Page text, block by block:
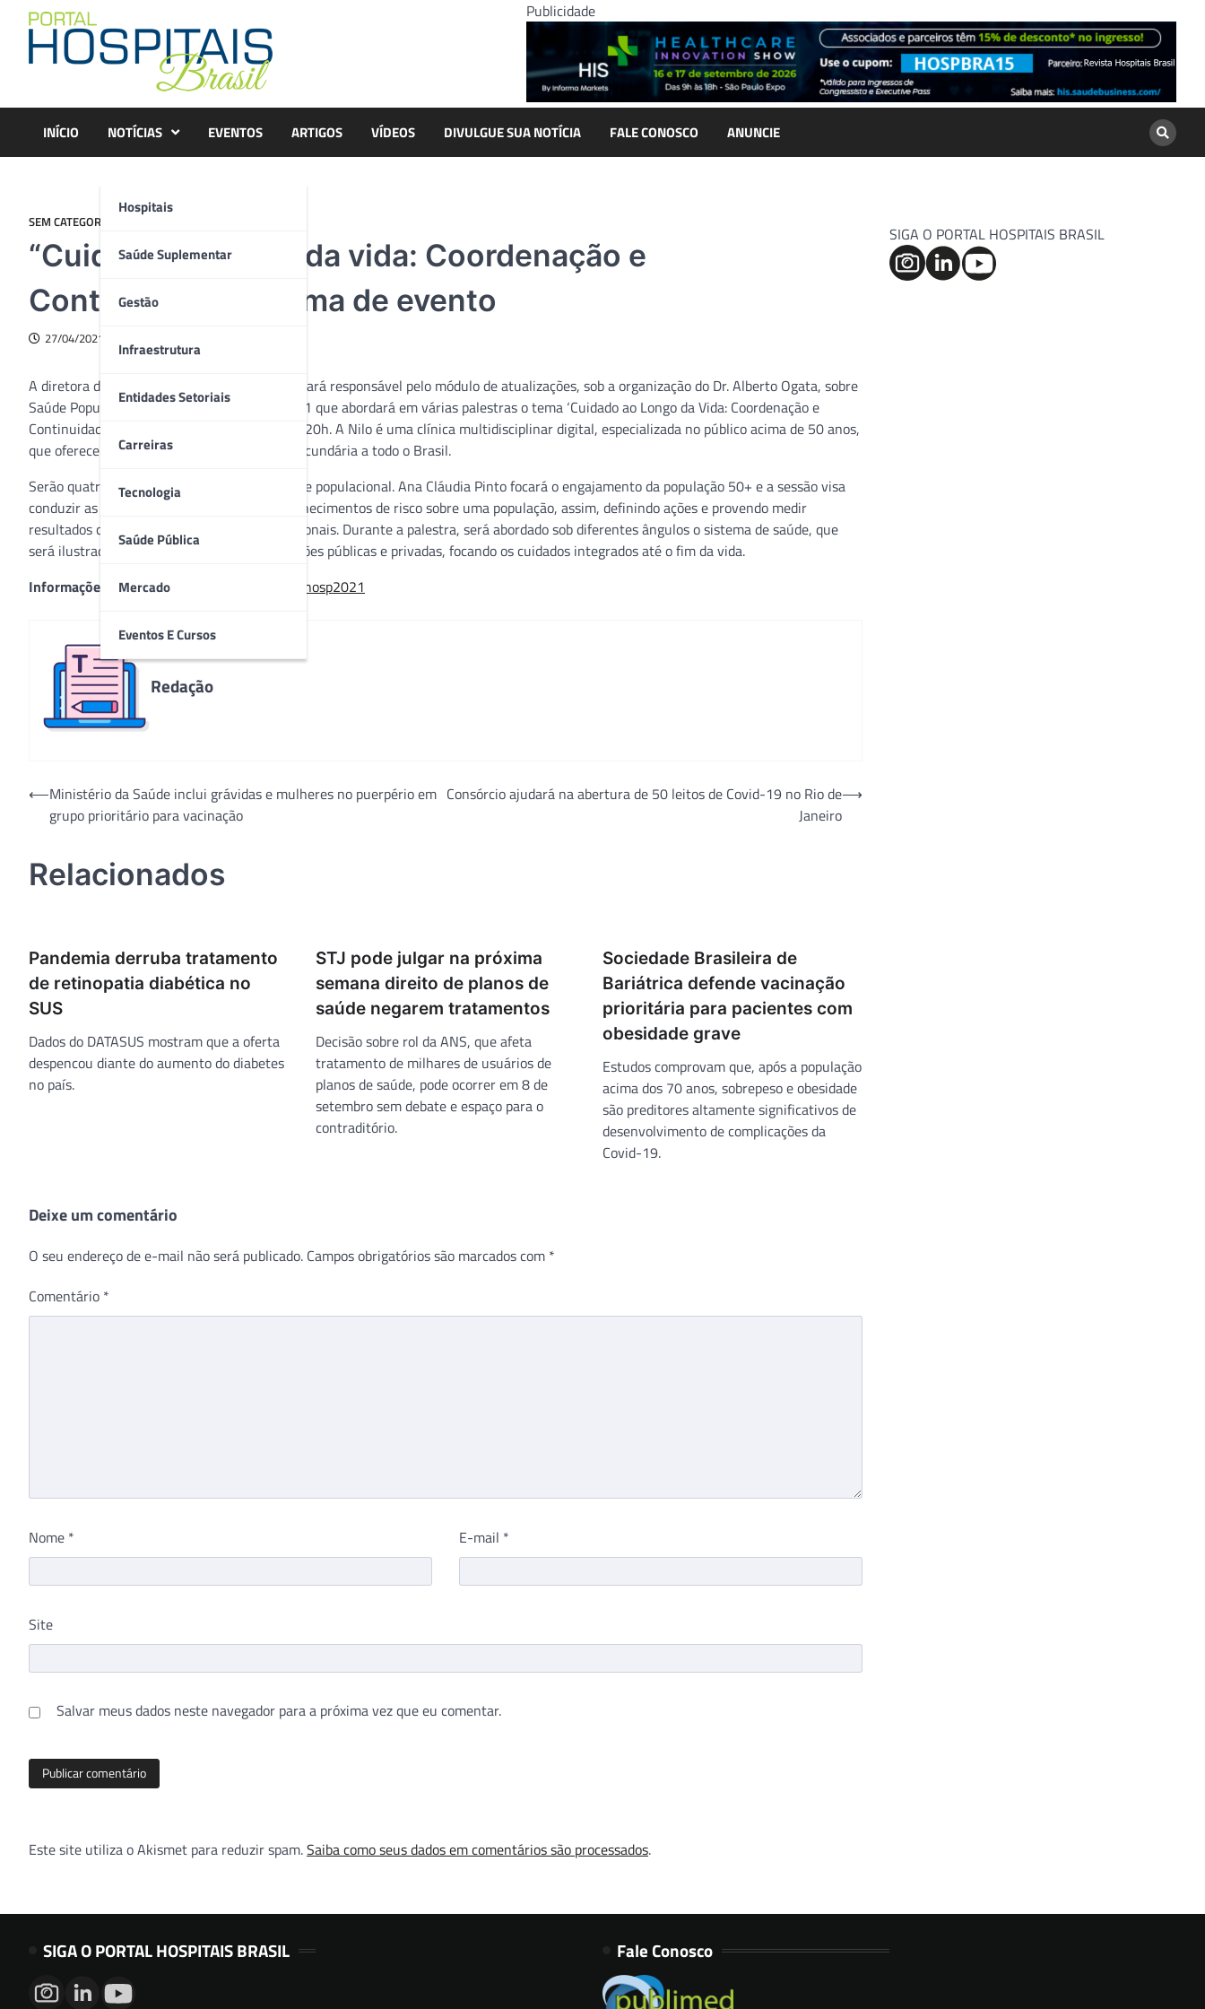
content
Publicidade
INÍCIO NOTÍCIAS
Hospitais
Saúde Suplementar
Gestão
Infraestrutura
Entidades Setoriais
Carreiras
Tecnologia
Saúde Pública
Mercado
Eventos E Cursos
EVENTOS ARTIGOS VÍDEOS DIVULGUE SUA NOTÍCIA FALE CONOSCO ANUNCIE
SEM CATEGORIA
“Cuidado ao longo da vida: Coordenação e
Continuidade” é tema de evento
27/04/2021
A diretora da Nilo Saúde Ana Cláudia Pinto ficará responsável pelo módulo de atualizações, sob a organização do Dr. Alberto Ogata, sobre
Saúde Populacional durante o QualiHosp 2021 que abordará em várias palestras o tema ‘Cuidado ao Longo da Vida: Coordenação e
Continuidade’ de 27 a 30 de abril, das 15h às 20h. A Nilo é uma clínica multidisciplinar digital, especializada no público acima de 50 anos,
que oferece serviços de atenção primária e secundária a todo o Brasil.
Serão quatro mulheres debatendo sobre saúde populacional. Ana Cláudia Pinto focará o engajamento da população 50+ e a sessão visa
conduzir as determinantes de saúde e os conhecimentos de risco sobre uma população, assim, definindo ações e provendo medir
resultados com base nos indicadores populacionais. Durante a palestra, será abordado sob diferentes ângulos o sistema de saúde, que
será ilustrado por meio de casos de organizações públicas e privadas, focando os cuidados integrados até o fim da vida.
Informações e inscrições:
evento.fgv.br/qualihosp2021
Redação
Navegação
⟵Ministério da Saúde inclui grávidas e mulheres no puerpério em
grupo prioritário para vacinação
Consórcio ajudará na abertura de 50 leitos de Covid-19 no Rio de
Janeiro
⟶
Relacionados
Pandemia derruba tratamento
de retinopatia diabética no
SUS
Dados do DATASUS mostram que a oferta
despencou diante do aumento do diabetes
no país.
STJ pode julgar na próxima
semana direito de planos de
saúde negarem tratamentos
Decisão sobre rol da ANS, que afeta
tratamento de milhares de usuários de
planos de saúde, pode ocorrer em 8 de
setembro sem debate e espaço para o
contraditório.
Sociedade Brasileira de
Bariátrica defende vacinação
prioritária para pacientes com
obesidade grave
Estudos comprovam que, após a população
acima dos 70 anos, sobrepeso e obesidade
são preditores altamente significativos de
desenvolvimento de complicações da
Covid-19.
Deixe um comentário
O seu endereço de e-mail não será publicado. Campos obrigatórios são marcados com *
Comentário *
Nome * E-mail *
Site
Salvar meus dados neste navegador para a próxima vez que eu comentar.
Este site utiliza o Akismet para reduzir spam.Saiba como seus dados em comentários são processados.
SIGA O PORTAL HOSPITAIS BRASIL
SIGA O PORTAL HOSPITAIS BRASIL Fale Conosco